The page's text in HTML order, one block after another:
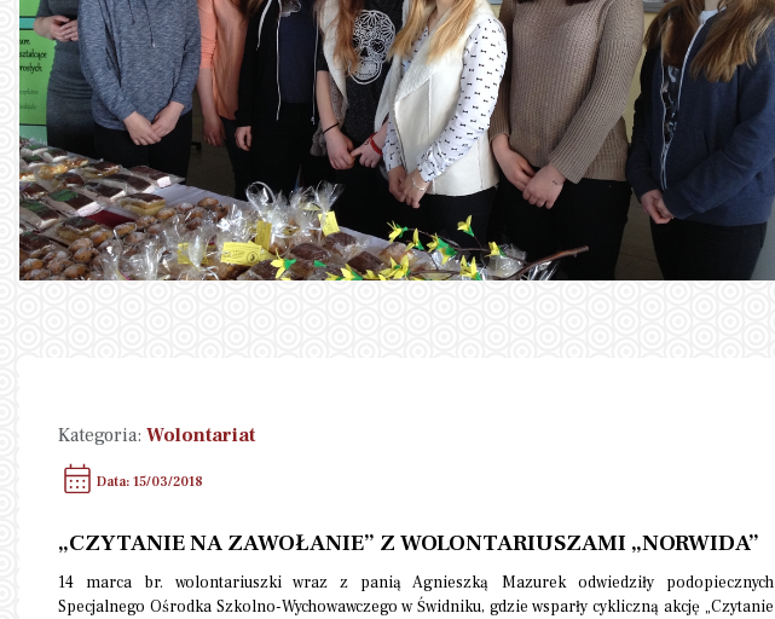
Kategoria: Wolontariat
Data: 15/03/2018
„CZYTANIE NA ZAWOŁANIE” Z WOLONTARIUSZAMI „NORWIDA”
14 marca br. wolontariuszki wraz z panią Agnieszką Mazurek odwiedziły podopiecznych
Specjalnego Ośrodka Szkolno-Wychowawczego w Świdniku, gdzie wsparły cykliczną akcję „Czytanie